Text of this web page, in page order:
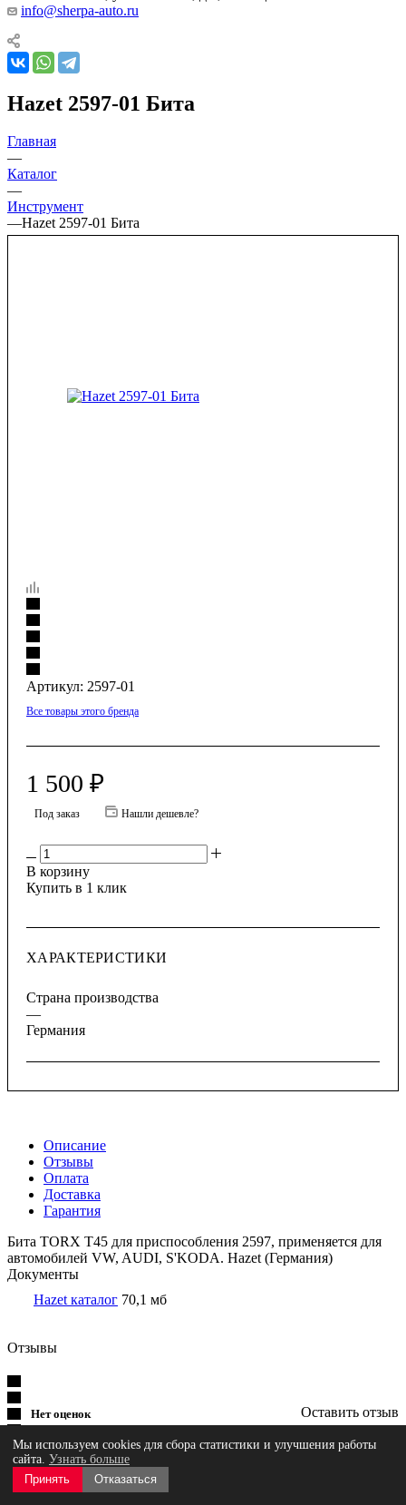
info@sherpa-auto.ru
Hazet 2597-01 Бита
Главная
—
Каталог
—
Инструмент
—Hazet 2597-01 Бита
Артикул: 2597-01
Все товары этого бренда
1 500 ₽
Под заказ Нашли дешевле?
В корзину
Купить в 1 клик
ХАРАКТЕРИСТИКИ
Страна производства
—
Германия
Описание
Отзывы
Оплата
Доставка
Гарантия
Бита TORX Т45 для приспособления 2597, применяется для
автомобилей VW, AUDI, S'KODA. Hazet (Германия)
Документы
Hazet каталог 70,1 мб
Отзывы
Нет оценок Оставить отзыв
Загрузка отзывов...
Мы используем cookies для сбора статистики и улучшения работы
сайта. Узнать больше
Принять
Отказаться